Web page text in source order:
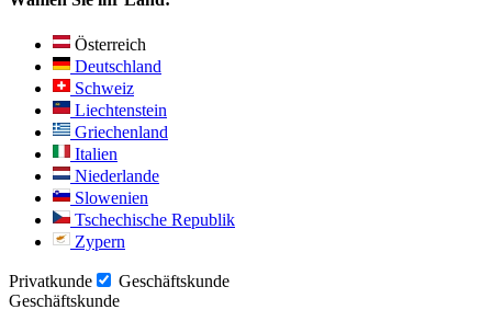
Österreich
Deutschland
Schweiz
Liechtenstein
Griechenland
Italien
Niederlande
Slowenien
Tschechische Republik
Zypern
Privatkunde
Geschäftskunde
Geschäftskunde